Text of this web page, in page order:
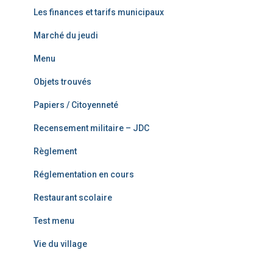
Les finances et tarifs municipaux
Marché du jeudi
Menu
Objets trouvés
Papiers / Citoyenneté
Recensement militaire – JDC
Règlement
Réglementation en cours
Restaurant scolaire
Test menu
Vie du village